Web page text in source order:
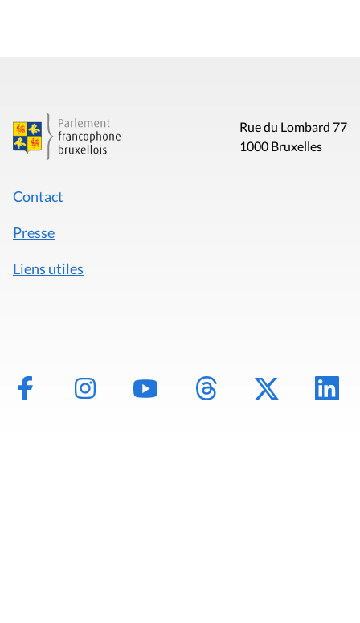
Rue du Lombard 77
1000 Bruxelles
Contact
Presse
Liens utiles